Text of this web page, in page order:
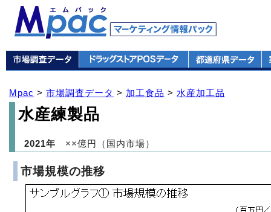
Mpac > 市場調査データ > 加工食品 > 水産加工品
水産練製品
2021年 ××億円（国内市場）
市場規模の推移